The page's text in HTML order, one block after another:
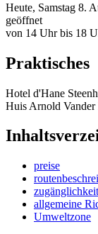
Heute, Samstag 8.
geöffnet
von 14 Uhrbis 18
Prak­ti­sches
Hotel d'Hane
Huis Arnold Vander
preise
zugänglichkeit
allgemeine
Umweltzone